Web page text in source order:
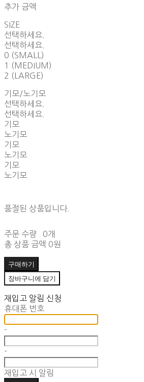
추가 금액
SIZE
선택하세요.
선택하세요.
0 (SMALL)
1 (MEDIUM)
2 (LARGE)
기모/노기모
선택하세요.
선택하세요.
기모
노기모
기모
노기모
기모
노기모
품절된 상품입니다.
주문 수량
0개
총 상품 금액 0원
구매하기
장바구니에 담기
재입고 알림 신청
휴대폰 번호
-
-
재입고 시 알림